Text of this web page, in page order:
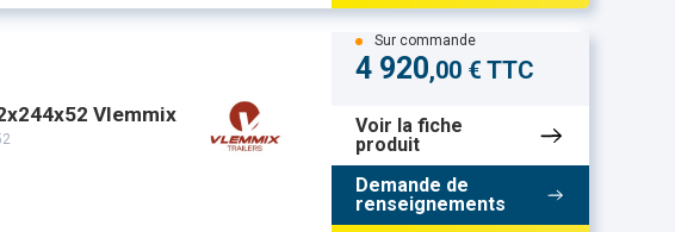
Vlemmix
Sur commande
4 920,00 € TTC
Voir la fiche
produit
Demande de
renseignements